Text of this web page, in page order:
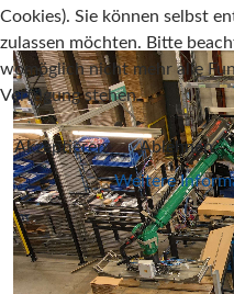
Cookies). Sie können selbst
zulassen möchten. Bitte
womöglich nicht mehr alle
Verfügung stehen.
Akzeptieren
Ablehnen
Weitere